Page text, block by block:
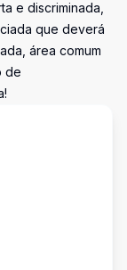
e discriminada,
que deverá
área comum
de